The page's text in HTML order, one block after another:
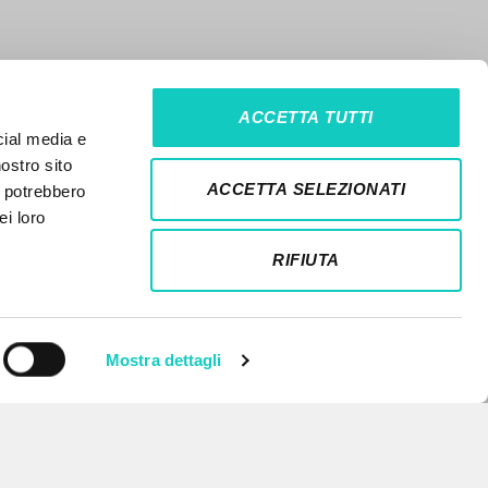
media e
sito
loro
Mostra dettagli
ACCETTA TUTTI
ACCETTA SELEZIONATI
RIFIUTA
NEWSLETTER